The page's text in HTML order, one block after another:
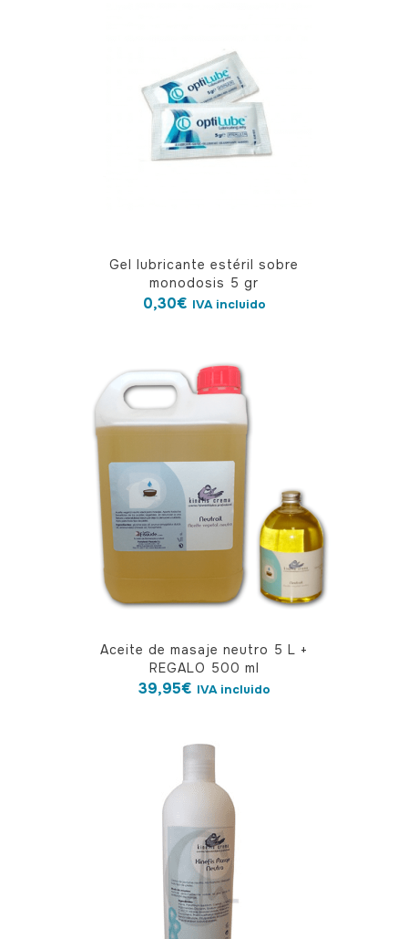
Gel lubricante estéril sobre
monodosis 5 gr
0,30€ IVA incluido
Aceite de masaje neutro 5 L +
REGALO 500 ml
39,95€ IVA incluido